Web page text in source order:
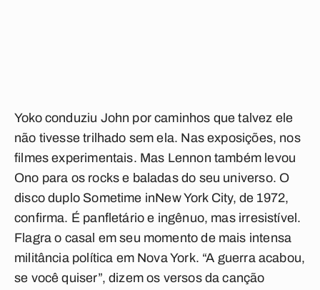
Yoko conduziu John por caminhos que talvez ele
não tivesse trilhado sem ela. Nas exposições, nos
filmes experimentais. Mas Lennon também levou
Ono para os rocks e baladas do seu universo. O
disco duplo Sometime inNew York City, de 1972,
confirma. É panfletário e ingênuo, mas irresistível.
Flagra o casal em seu momento de mais intensa
militância política em Nova York. “A guerra acabou,
se você quiser”, dizem os versos da canção